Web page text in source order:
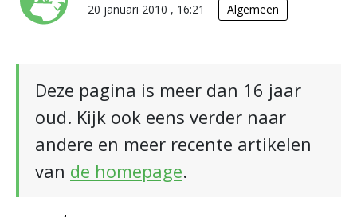
20 januari 2010 , 16:21 Algemeen
Deze pagina is meer dan 16 jaar
oud. Kijk ook eens verder naar
andere en meer recente artikelen
van de homepage.